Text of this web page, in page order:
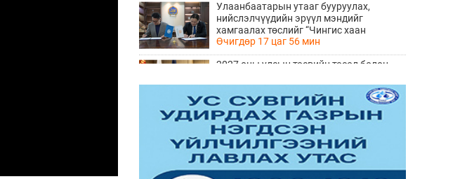
Улаанбаатарын утааг бууруулах,
нийслэлчүүдийн эрүүл мэндийг
хамгаалах төслийг “Чингис хаан
баялгийн сан нэгдэл” ХХК-тай хамтран
хэрэгжүүлнэ
Өчигдөр 17 цаг 56 мин
2027 оны улсын төсвийн төсөл болон
олон нийтийн хэлэлцүүлэг боллоо
Өчигдөр 17 цаг 38 мин
Нийгмийн даатгалын сангийн хөрөнгө
7.6 тэрбум төгрөгөөр арвижлаа
Өчигдөр 17 цаг 18 мин